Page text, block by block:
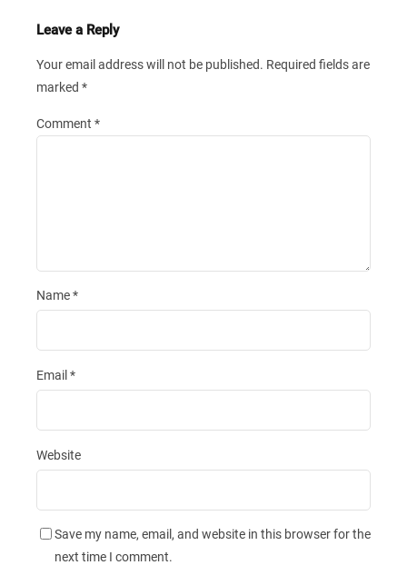
Leave a Reply
Your email address will not be published. Required fields are
marked *
Comment *
Name*
Email *
Website
Save my name, email, and website in this browser for the
next time I comment.